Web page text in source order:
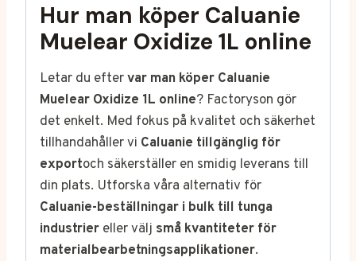
Hur man köper Caluanie
Muelear Oxidize 1L online
Letar du eftervar man köper Caluanie
Muelear Oxidize 1L online? Factoryson gör
det enkelt. Med fokus på kvalitet och säkerhet
tillhandahåller vi Caluanie tillgänglig för
exportoch säkerställer en smidig leverans till
din plats. Utforska våra alternativ för
Caluanie-beställningar i bulk till tunga
industrier eller välj små kvantiteter för
materialbearbetningsapplikationer.